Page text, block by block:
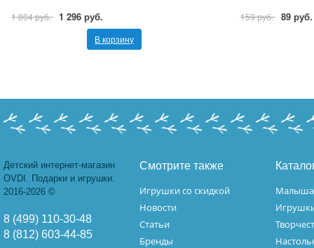
1 804 руб. 1 296 руб.
В корзину
159 руб. 89 руб.
Детский интернет-магазин
OVDI. Подарки и игрушки.
2016-2026 ©
8 (499) 110-30-48
8 (812) 603-44-85
Смотрите также
Игрушки со скидкой
Новости
Статьи
Бренды